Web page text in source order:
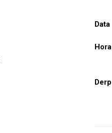
Data
Hora
Derp